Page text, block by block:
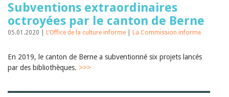
Subventions extraordinaires
octroyées par le canton de Berne
05.01.2020 | L’Office de la culture informe La Commission informe
En 2019, le canton de Berne a subventionné six projets lancés
par des bibliothèques. >>>